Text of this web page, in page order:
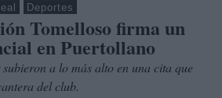
Deportes
Tomelloso firma un
en Puertollano
a lo más alto en una cita que
del club.